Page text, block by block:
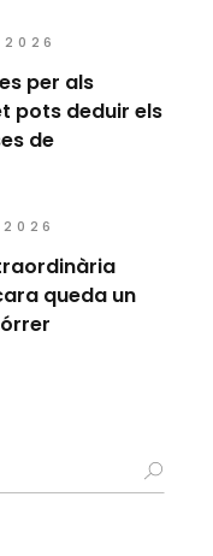
per als
pots deduir els
de
queda un